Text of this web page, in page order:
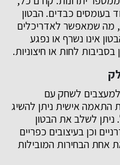
בעומסים כבדים. הבטון
מה שמאפשר לאדריכלים
אינו נשרף או נפגע
לחות או חיצוניות.
לשחק עם
התאמה אישית ניתן להשיג
ניתן לשלב את הבטון
וכן בעיצובים כפריים
אחת הבחירות המובילות